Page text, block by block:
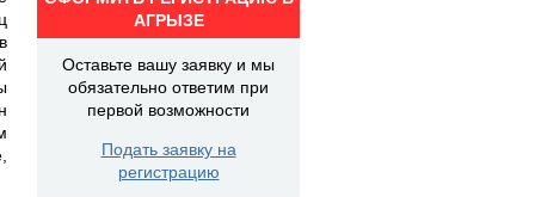
АГРЫЗЕ
Оставьте вашу заявку и мы
обязательно ответим при
первой возможности
Подать заявку на
регистрацию